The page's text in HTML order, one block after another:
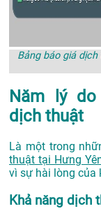
Bảng báo giá
Năm lý do
dịch thuật
Là một trong
thuật tại Hưng
vì sự hài lòng của
Khả năng dịch